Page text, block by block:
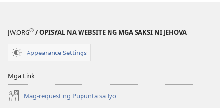
JW.ORG® / OPISYAL NA WEBSITE NG MGA SAKSI NI JEHOVA
Appearance Settings
Mga Link
Mag-request ng Pupunta sa Iyo